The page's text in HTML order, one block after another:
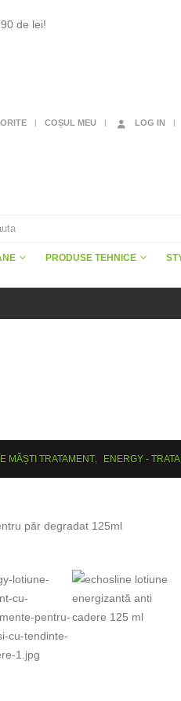
de lei!
COȘUL MEU LOG IN
PRODUSE TEHNICE
MĂȘTI TRATAMENT, ENERGY -